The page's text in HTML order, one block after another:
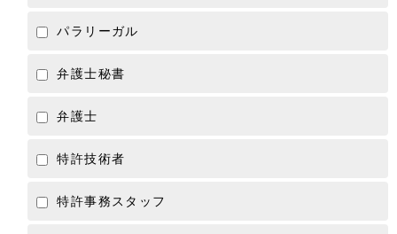
パラリーガル
弁護士秘書
弁護士
特許技術者
特許事務スタッフ